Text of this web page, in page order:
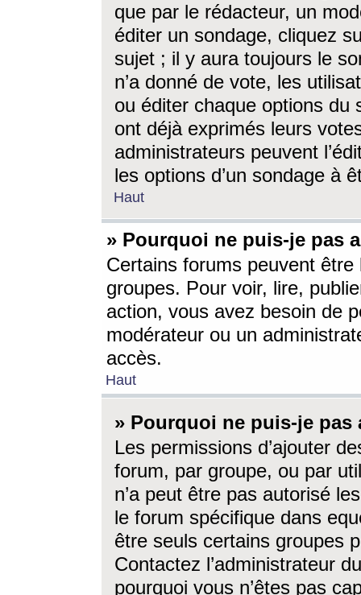
que par le rédacteur, un
éditer un sondage, cliquez
sujet ; il y aura toujours le
n’a donné de vote, les
ou éditer chaque options du
ont déjà exprimés leurs
administrateurs peuvent
les options d’un sondage à
Haut
» Pourquoi ne puis-je pas
Certains forums peuvent être
groupes. Pour voir, lire,
action, vous avez besoin de
modérateur ou un
accès.
Haut
» Pourquoi ne puis-je
Les permissions d’ajouter
forum, par groupe, ou par
n’a peut être pas autorisé
le forum spécifique dans
être seuls certains groupes
Contactez l’administrateur
pourquoi vous n’êtes pas